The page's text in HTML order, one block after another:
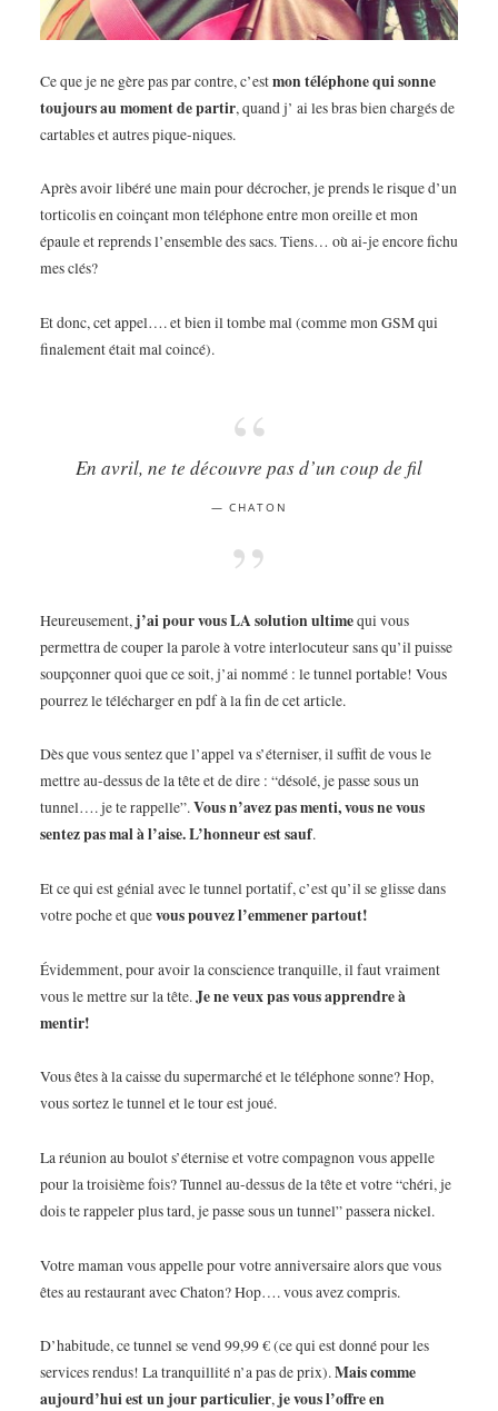
Ce que je ne gère pas par contre, c’estmon téléphone qui sonne
toujours au moment de partir, quand j’ ai les bras bien chargés de
cartables et autres pique-niques.
Après avoir libéré une main pour décrocher, je prends le risque d’un
torticolis en coinçant mon téléphone entre mon oreille et mon
épaule et reprends l’ensemble des sacs. Tiens… où ai-je encore fichu
mes clés?
Et donc, cet appel…. et bien il tombe mal (comme mon GSM qui
finalement était mal coincé).
En avril, ne te découvre pas d’un coup de fil
CHATON
Heureusement, j’ai pour vous LA solution ultimequi vous
permettra de couper la parole à votre interlocuteur sans qu’il puisse
soupçonner quoi que ce soit, j’ai nommé : le tunnel portable! Vous
pourrez le télécharger en pdf à la fin de cet article.
Dès que vous sentez que l’appel va s’éterniser, il suffit de vous le
mettre au-dessus de la tête et de dire : “désolé, je passe sous un
tunnel…. je te rappelle”.Vous n’avez pas menti, vous ne vous
sentez pas mal à l’aise. L’honneur est sauf.
Et ce qui est génial avec le tunnel portatif, c’est qu’il se glisse dans
votre poche et quevous pouvez l’emmener partout!
Évidemment, pour avoir la conscience tranquille, il faut vraiment
vous le mettre sur la tête.Je ne veux pas vous apprendre à
mentir!
Vous êtes à la caisse du supermarché et le téléphone sonne? Hop,
vous sortez le tunnel et le tour est joué.
La réunion au boulot s’éternise et votre compagnon vous appelle
pour la troisième fois? Tunnel au-dessus de la tête et votre “chéri, je
dois te rappeler plus tard, je passe sous un tunnel” passera nickel.
Votre maman vous appelle pour votre anniversaire alors que vous
êtes au restaurant avec Chaton? Hop…. vous avez compris.
D’habitude, ce tunnel se vend 99,99 € (ce qui est donné pour les
services rendus! La tranquillité n’a pas de prix).Mais comme
aujourd’hui est un jour particulier, je vous l’offreen